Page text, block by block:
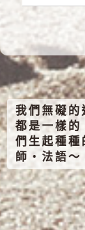
我們無礙的
都是一樣的
們生起種種
師‧法語～